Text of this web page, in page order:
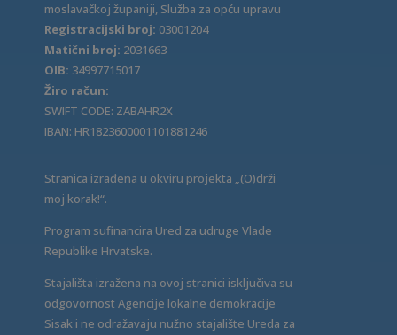
moslavačkoj županiji, Služba za opću upravu
Registracijski broj: 03001204
Matični broj: 2031663
OIB: 34997715017
Žiro račun:
SWIFT CODE: ZABAHR2X
IBAN: HR1823600001101881246
Stranica izrađena u okviru projekta „(O)drži
moj korak!“.
Program sufinancira Ured za udruge Vlade
Republike Hrvatske.
Stajališta izražena na ovoj stranici isključiva su
odgovornost Agencije lokalne demokracije
Sisak i ne odražavaju nužno stajalište Ureda za